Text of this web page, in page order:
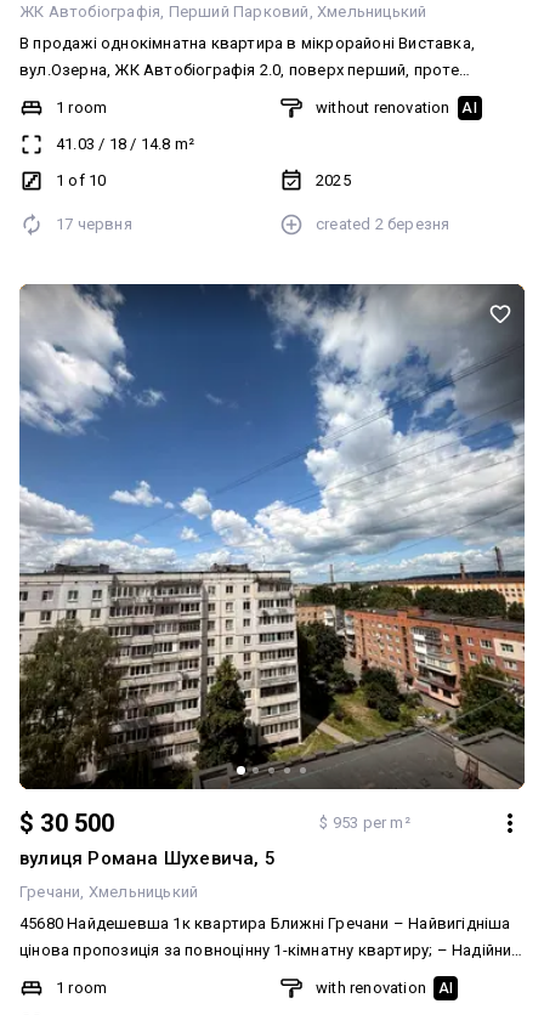
ЖК Автобіографія Перший Парковий Хмельницький
В продажі однокімнатна квартира в мікрорайоні Виставка,
вул.Озерна, ЖК Автобіографія 2.0, поверх перший, проте
високий, над комерцією, 41кв.м., будинок на етапі будівництва,
квартира не кутова, не ліфтова, вікна в сторону озера, велика
лоджія з кімнати, простора кухня, за будинком планується
дитячий майданчик та паркова зона, навколо заплановано
електрики, індивідуальне газове опалення із встановленням
немає альтернатив!
1 room
41.03 / 18/ 14.8 m²
1 of 10
without renovation AI
2025
17 червня created 2 березня
$ 30 500 $ 953 per m²
вулиця Романа Шухевича, 5
Гречани Хмельницький
45680 Найдешевша 1к квартира Ближні Гречани – Найвигідніша
цінова пропозиція за повноцінну 1-кімнатну квартиру; – Надійний
будинок — цегляний будинок, нове планування, 9-й поверх із 9; –
Оптимальні параметри — загальна площа 32 кв.м, вдале та
1 room
with renovation AI